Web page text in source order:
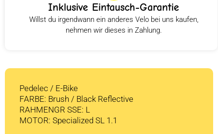
Inklusive Eintausch-Garantie
Willst du irgendwann ein anderes Velo bei uns kaufen,
nehmen wir dieses in Zahlung.
Pedelec / E-Bike
FARBE: Brush / Black Reflective
RAHMENGR SSE: L
MOTOR: Specialized SL 1.1